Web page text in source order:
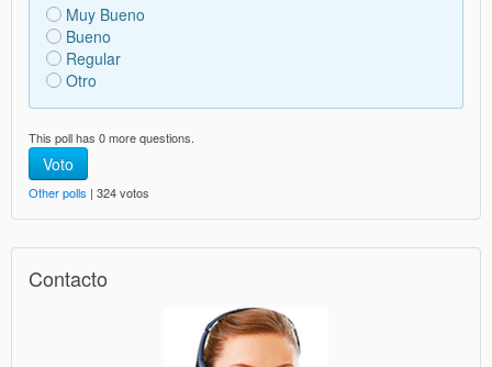
Muy Bueno
Bueno
Regular
Otro
This poll has 0 more questions.
Voto
Other polls | 324 votos
Contacto